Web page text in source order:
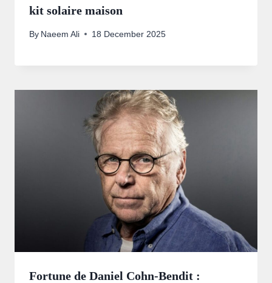
kit solaire maison
By Naeem Ali 18 December 2025
Fortune de Daniel Cohn-Bendit :